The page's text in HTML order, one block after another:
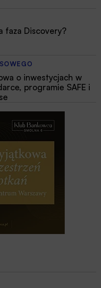
faza Discovery?
o inwestycjach w
programie SAFE i